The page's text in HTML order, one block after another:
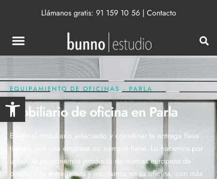
Abrir barra de herramientas
Llámanos gratis: 91 159 10 56| Contacto
EQUIPAMIENTO DE OFICINAS · PARLA
Mobiliario de oficina en Parla
Elegir el mobiliario adecuado y coordinar la entrega lleva
tiempo que una empresa no siempre tiene. Lo hacemos por
usted: le proponemos producto de marcas europeas de
diseño y lo entregamos y montamos en su oficina, con más